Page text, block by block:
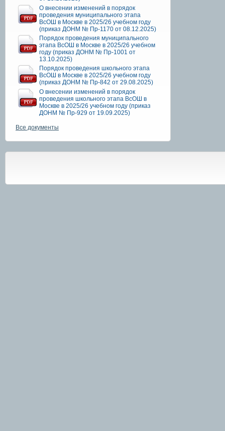
О внесении изменений в порядок
проведения муниципального этапа
ВсОШ в Москве в 2025/26 учебном году
(приказ ДОНМ № Пр-1170 от 08.12.2025)
Порядок проведения муниципального
этапа ВсОШ в Москве в 2025/26 учебном
году (приказ ДОНМ № Пр-1001 от
13.10.2025)
Порядок проведения школьного этапа
ВсОШ в Москве в 2025/26 учебном году
(приказ ДОНМ № Пр-842 от 29.08.2025)
О внесении изменений в порядок
проведения школьного этапа ВсОШ в
Москве в 2025/26 учебном году (приказ
ДОНМ № Пр-929 от 19.09.2025)
Все документы